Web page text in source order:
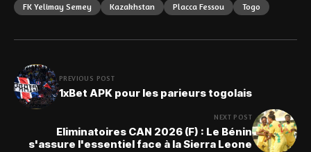
FK Yelimay Semey Kazakhstan Placca Fessou Togo
PREVIOUS POST
1xBet APK pour les parieurs togolais
NEXT POST
Eliminatoires CAN 2026 (F) : Le Bénin
s'assure l'essentiel face à la Sierra Leone